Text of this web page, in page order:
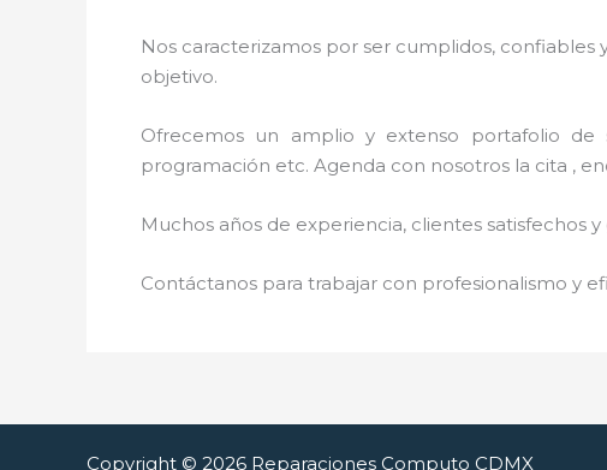
Nos caracterizamos por ser cumplidos,
objetivo.
Ofrecemos un amplio y extenso portafolio de
programación etc. Agenda con nosotros la cita ,
Muchos años de experiencia, clientes satisfechos
Contáctanos para trabajar con profesionalismo y
Copyright © 2026 Reparaciones Computo CDMX